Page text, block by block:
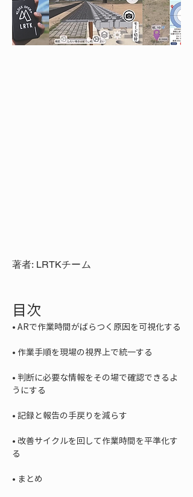
著者: LRTKチーム
目次
•
•
• 判断に必要な情報をその場で確認できるよ
•
• 改善サイクルを回して作業時間を平準化す
• まとめ